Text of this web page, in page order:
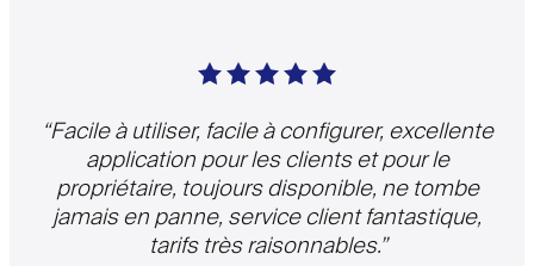
“Facile à utiliser, facile à configurer, excellente
application pour les clients et pour le
propriétaire, toujours disponible, ne tombe
jamais en panne, service client fantastique,
tarifs très raisonnables.”